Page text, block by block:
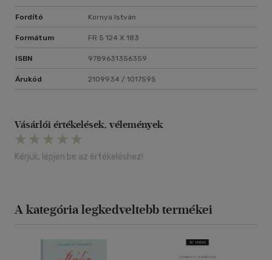
Fordító Kornya István
Formátum FR 5 124 X 183
ISBN 9789631356359
Árukód 2109934 / 1017595
Vásárlói értékelések, vélemények
Kérjük, lépjen be az értékeléshez!
A kategória legkedveltebb termékei